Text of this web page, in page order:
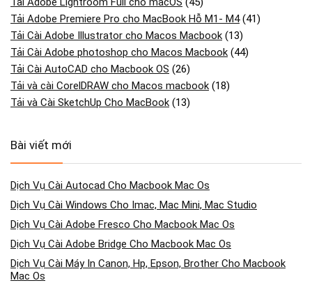
Tải Adobe Premiere Pro cho MacBook Hỗ M1- M4(41)
Tải Cài Adobe Illustrator cho Macos Macbook (13)
Tải Cài Adobe photoshop cho Macos Macbook (44)
Tải Cài AutoCAD cho Macbook OS (26)
Tải và cài CorelDRAW cho Macos macbook (18)
Tải và Cài SketchUp Cho MacBook (13)
Bài viết mới
Dịch Vụ Cài Autocad Cho Macbook Mac Os
Dịch Vụ Cài Windows Cho Imac, Mac Mini, Mac Studio
Dịch Vụ Cài Adobe Fresco Cho Macbook Mac Os
Dịch Vụ Cài Adobe Bridge Cho Macbook Mac Os
Dịch Vụ Cài Máy In Canon, Hp, Epson, Brother Cho Macbook
Mac Os